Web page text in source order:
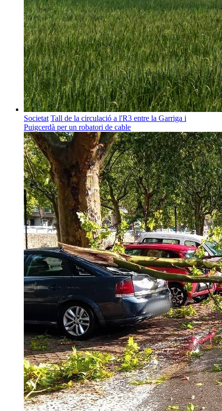
Societat Tall de la circulació a l'R3 entre la Garriga i
Puigcerdà per un robatori de cable